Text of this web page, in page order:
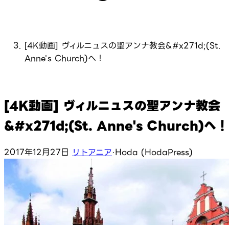
[4K動画] ヴィルニュスの聖アンナ教会&#x271d;(St.
Anne's Church)へ！
[4K動画] ヴィルニュスの聖アンナ教会
&#x271d;(St. Anne's Church)へ！
2017年12月27日 リトアニア·Hoda (HodaPress)